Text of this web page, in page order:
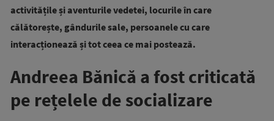
activitățile și aventurile vedetei, locurile în care
călătorește, gândurile sale, persoanele cu care
interacționează și tot ceea ce mai postează.
Andreea Bănică a fost criticată
pe rețelele de socializare